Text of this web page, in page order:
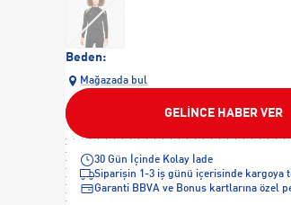
dayanıklı yapısı düzenli futbol antrenmanları
bir kullanım sunar.
Beden:
Mağazada bul
GELİNCE HABER VER
30 Gün İçinde Kolay İade
Siparişin 1-3 iş günü içerisinde kargoya
Garanti BBVA ve Bonus kartlarına özel